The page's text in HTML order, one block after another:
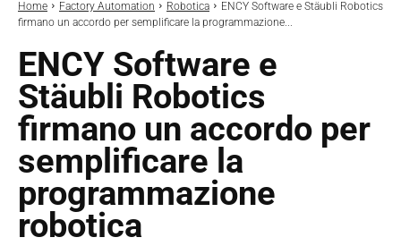
Home Factory Automation Robotica
ENCY Software e Stäubli Robotics
firmano un accordo per semplificare la programmazione...
ENCY Software e
Stäubli Robotics
firmano un accordo per
semplificare la
programmazione
robotica